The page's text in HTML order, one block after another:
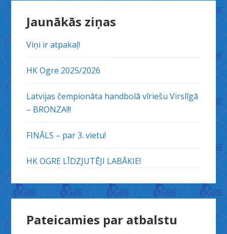
Jaunākās ziņas
Viņi ir atpakaļ!
HK Ogre 2025/2026
Latvijas čempionāta handbolā vīriešu Virslīgā
– BRONZA!!!
FINĀLS – par 3. vietu!
HK OGRE LĪDZJUTĒJI LABĀKIE!
Pateicamies par atbalstu